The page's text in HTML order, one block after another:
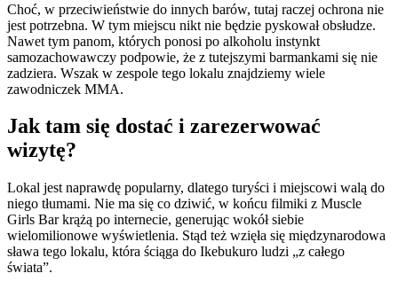
Choć, w przeciwieństwie do innych barów, tutaj raczej ochrona nie
jest potrzebna. W tym miejscu nikt nie będzie pyskował obsłudze.
Nawet tym panom, których ponosi po alkoholu instynkt
samozachowawczy podpowie, że z tutejszymi barmankami się nie
zadziera. Wszak w zespole tego lokalu znajdziemy wiele
zawodniczek MMA.
Jak tam się dostać i zarezerwować
wizytę?
Lokal jest naprawdę popularny, dlatego turyści i miejscowi walą do
niego tłumami. Nie ma się co dziwić, w końcu filmiki z Muscle
Girls Bar krążą po internecie, generując wokół siebie
wielomilionowe wyświetlenia. Stąd też wzięła się międzynarodowa
sława tego lokalu, która ściąga do Ikebukuro ludzi „z całego
świata”.